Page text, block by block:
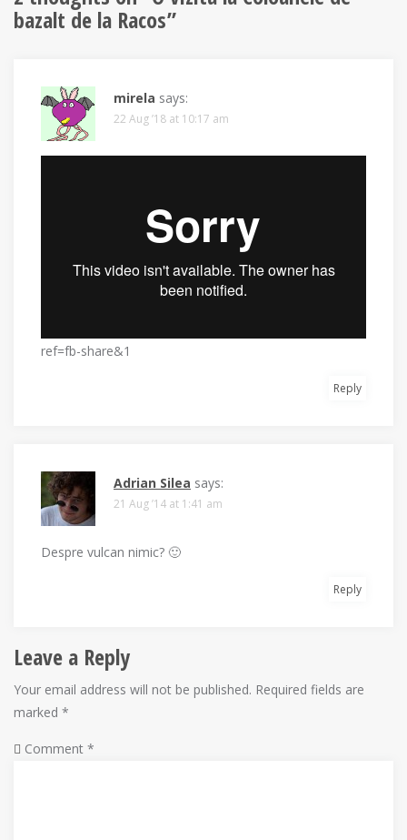
bazalt de la Racos”
mirela says:
22 Aug ’18 at 10:17 am
ref=fb-share&1
Reply
Adrian Silea says:
21 Aug ’14 at 1:41 am
Despre vulcan nimic? 🙂
Reply
Leave a Reply
Your email address will not be published. Required fields are
marked *
Comment *